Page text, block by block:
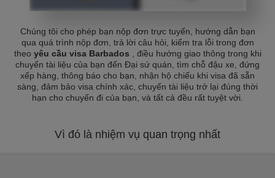
Chúng tôi cho phép bạn nộp đơn trực tuyến, hướng dẫn bạn
qua quá trình nộp đơn, trả lời câu hỏi, kiểm tra lỗi trong đơn
theo yêu cầu visa Barbados
, điều hướng giao thông trong khi
chuyển tài liệu của bạn đến Đại sứ quán, tìm chỗ đậu xe, đứng
xếp hàng, thông báo cho bạn, nhận hộ chiếu khi visa đã sẵn
sàng, đảm bảo visa chính xác, chuyển tài liệu trở lại đúng thời
hạn cho chuyến đi của bạn, và tất cả đều rất tuyệt vời.
Vì đó là nhiệm vụ quan trọng nhất